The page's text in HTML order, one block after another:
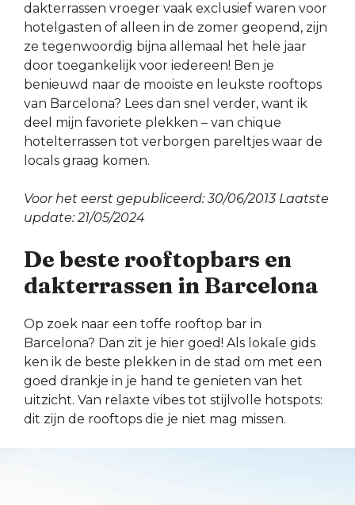
dakterrassen vroeger vaak exclusief waren voor
hotelgasten of alleen in de zomer geopend, zijn
ze tegenwoordig bijna allemaal het hele jaar
door toegankelijk voor iedereen! Ben je
benieuwd naar de mooiste en leukste rooftops
van Barcelona? Lees dan snel verder, want ik
deel mijn favoriete plekken – van chique
hotelterrassen tot verborgen pareltjes waar de
locals graag komen.
Voor het eerst gepubliceerd: 30/06/2013 Laatste
update: 21/05/2024
De beste rooftopbars en
dakterrassen in Barcelona
Op zoek naar een toffe rooftop bar in
Barcelona? Dan zit je hier goed! Als lokale gids
ken ik de beste plekken in de stad om met een
goed drankje in je hand te genieten van het
uitzicht. Van relaxte vibes tot stijlvolle hotspots:
dit zijn de rooftops die je niet mag missen.